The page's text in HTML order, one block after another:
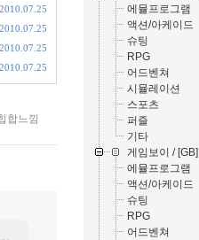
2010.07.25
2010.07.25
2010.07.25
2010.07.25
합느낌
에뮬프로그램
액션/아케이드
슈팅
RPG
어드벤쳐
시뮬레이션
스포츠
퍼즐
기타
게임보이 / [GB]
에뮬프로그램
액션/아케이드
슈팅
RPG
어드벤쳐